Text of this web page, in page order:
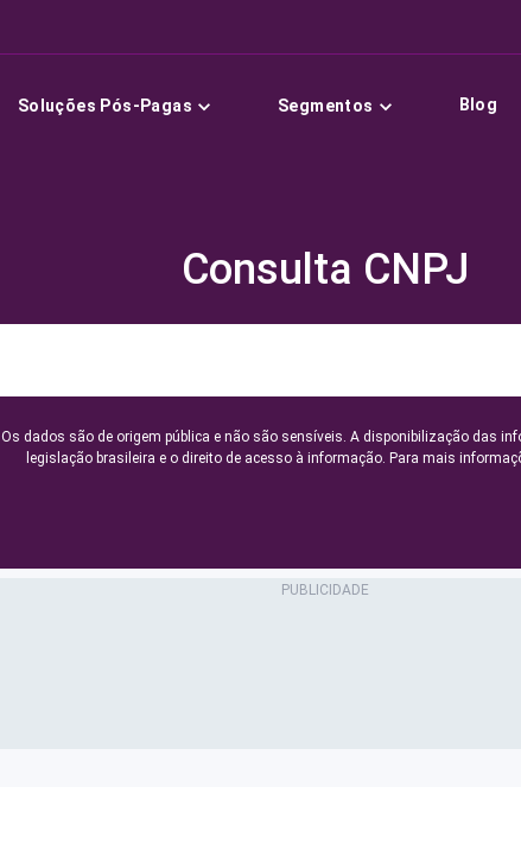
Soluções Pós-Pagas Segmentos Blog
Consulta CNPJ
Os dados são de origem pública e não são sensíveis. A disponibilização das
legislação brasileira e o direito de acesso à informação. Para mais